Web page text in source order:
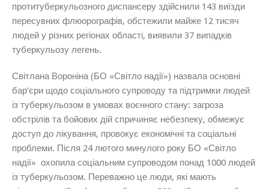
протитуберкульозного диспансеру здійснили 143 виїзди
пересувних флюорографів, обстежили майже 12 тисяч
людей у різних регіонах області, виявили 37 випадків
туберкульозу легень.
Світлана Вороніна (БО «Світло надії») назвала основні
бар’єри щодо соціального супроводу та підтримки людей
із туберкульозом в умовах воєнного стану: загроза
обстрілів та бойових дій спричиняє небезпеку, обмежує
доступ до лікування, провокує економічні та соціальні
проблеми. Після 24 лютого минулого року БО «Світло
надії» охопила соціальним супроводом понад 1000 людей
із туберкульозом. Переважно це люди, які мають